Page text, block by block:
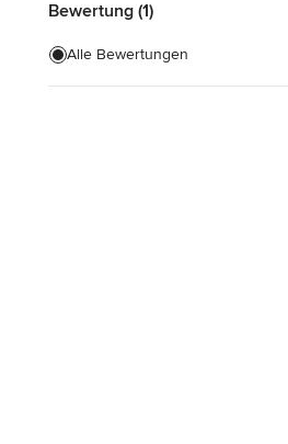
Bewertung (1)
Alle Bewertungen